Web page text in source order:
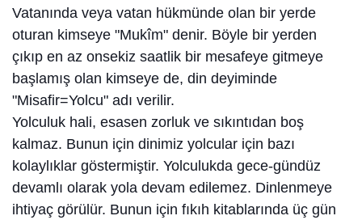
Vatanında veya vatan hükmünde olan bir yerde
oturan kimseye "Mukîm" denir. Böyle bir yerden
çıkıp en az onsekiz saatlik bir mesafeye gitmeye
başlamış olan kimseye de, din deyiminde
"Misafir=Yolcu" adı verilir.
Yolculuk hali, esasen zorluk ve sıkıntıdan boş
kalmaz. Bunun için dinimiz yolcular için bazı
kolaylıklar göstermiştir. Yolculukda gece-gündüz
devamlı olarak yola devam edilemez. Dinlenmeye
ihtiyaç görülür. Bunun için fıkıh kitablarında üç gün